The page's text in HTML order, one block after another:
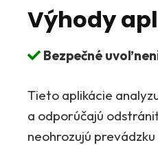
Výhody
Bezpečné
Tieto aplikácie
a odporúčajú
neohrozujú